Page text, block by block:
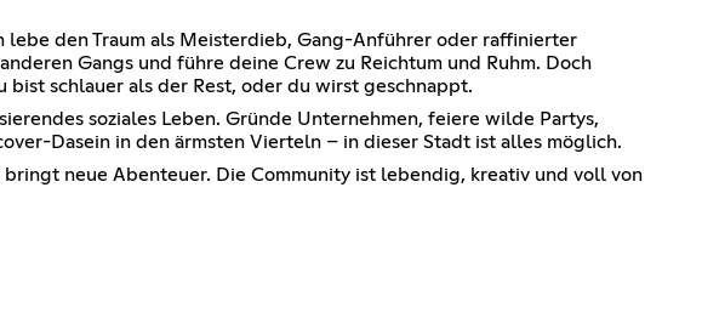
lebe den Traum als Meisterdieb, Gang-Anführer oder raffinierter
Gangs und führe deine Crew zu Reichtum und Ruhm. Doch
schlauer als der Rest, oder du wirst geschnappt.
soziales Leben. Gründe Unternehmen, feiere wilde Partys,
Dasein in den ärmsten Vierteln – in dieser Stadt ist alles möglich.
neue Abenteuer. Die Community ist lebendig, kreativ und voll von